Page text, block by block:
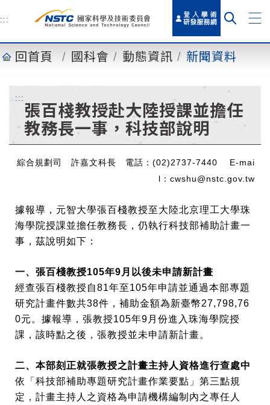
主
容
:::
回首頁 國科會 動態資訊 新聞資料
:::
張百棧教授赴大陸授課並擔任
教務長一事，科技部說明
綜合規劃司 許嘉文科長 電話：(02)2737-7440 E-mai
l：cwshu@nstc.gov.tw
據報導，元智大學張百棧教授至大陸北京理工大學珠
海學院授課並擔任教務長，仍執行科技部補助計畫一
事，茲說明如下：
一、張百棧教授105年9月以後未申請新計畫
經查張百棧教授自81年至105年申請並通過本部專題
研究計畫件數共38件，補助金額為新臺幣27,798,76
0元。據報導，張教授105年9月份進入珠海學院授
課，該時點之後，張教授並未申請新計畫。
二、本部刻正就張教授之計畫主持人資格進行查處中
依「科技部補助專題研究計畫作業要點」第三點規
定，計畫主持人之資格為申請機構編制內之專任人